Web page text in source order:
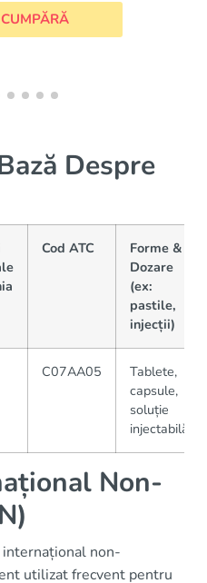
Despre
Cod ATC
Forme &
Dozare
(ex:
pastile,
injecții)
C07AA05
Tablete,
capsule,
soluție
injectabilă
Non-
non-
utilizat frecvent pentru